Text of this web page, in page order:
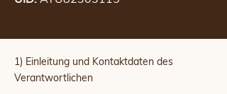
1) Einleitung und Kontaktdaten des
Verantwortlichen